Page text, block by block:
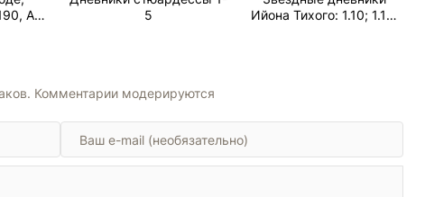
Ад
5
Ийона Тихого: 1.10; 1.14;
Комментарии модерируются